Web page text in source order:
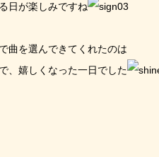
日が楽しみですね
曲を選んできてくれたのは
、嬉しくなった一日でした